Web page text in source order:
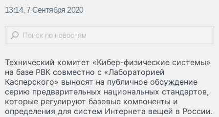
13:14, 7 Сентября 2020
Технический комитет «Кибер-физические системы»
на базе РВК совместно с «Лабораторией
Касперского» выносят на публичное обсуждение
серию предварительных национальных стандартов,
которые регулируют базовые компоненты и
определения для систем Интернета вещей в России.